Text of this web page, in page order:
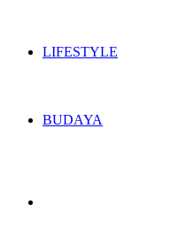
LIFESTYLE
BUDAYA